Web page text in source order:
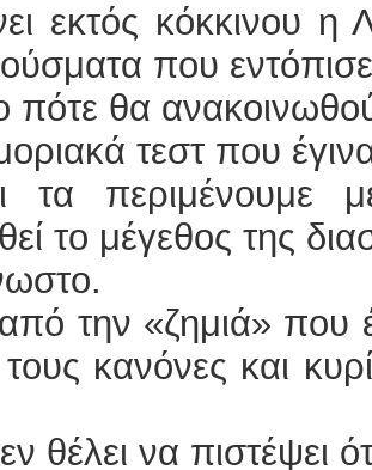
εκτός κόκκινου
που
πότε θα
τεστ που
τα περιμένουμε
το μέγεθος της
την «ζημιά» που
τους κανόνες και
θέλει να πιστέψει